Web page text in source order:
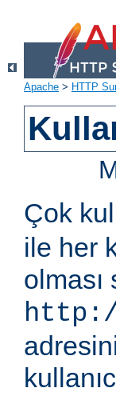
Apache > HTTP
Çok
ile her
olması